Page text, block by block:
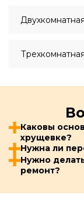
Двухкомнатная
Трехкомнатная
Каковы
хрущевке?
Нужна ли
Нужно
ремонт?